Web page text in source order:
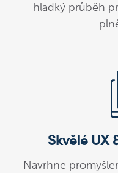
hladký průběh
Skvělé UX
Navrhne